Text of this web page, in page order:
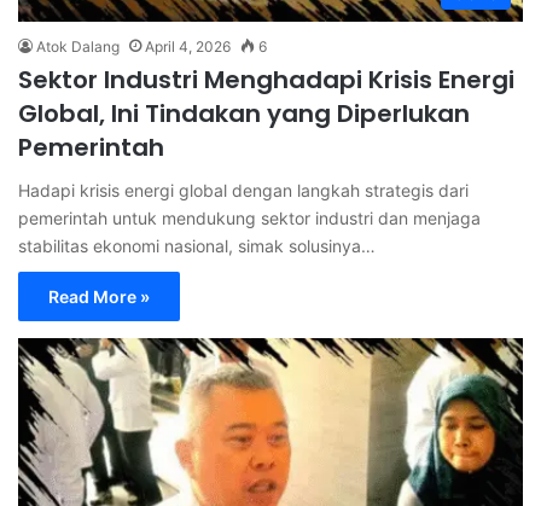
Atok Dalang April 4, 2026 6
Sektor Industri Menghadapi Krisis Energi
Global, Ini Tindakan yang Diperlukan
Pemerintah
Hadapi krisis energi global dengan langkah strategis dari
pemerintah untuk mendukung sektor industri dan menjaga
stabilitas ekonomi nasional, simak solusinya…
Read More »